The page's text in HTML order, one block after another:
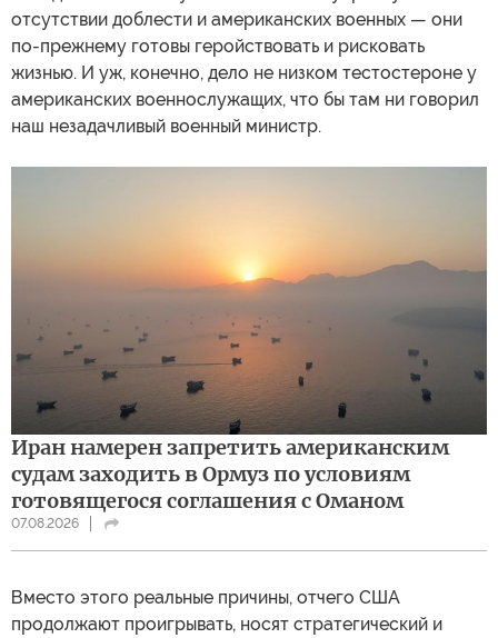
отсутствии доблести и американских военных — они
по-прежнему готовы геройствовать и рисковать
жизнью. И уж, конечно, дело не низком тестостероне у
американских военнослужащих, что бы там ни говорил
наш незадачливый военный министр.
Иран намерен запретить американским
судам заходить в Ормуз по условиям
готовящегося соглашения с Оманом
07.08.2026
Вместо этого реальные причины, отчего США
продолжают проигрывать, носят стратегический и